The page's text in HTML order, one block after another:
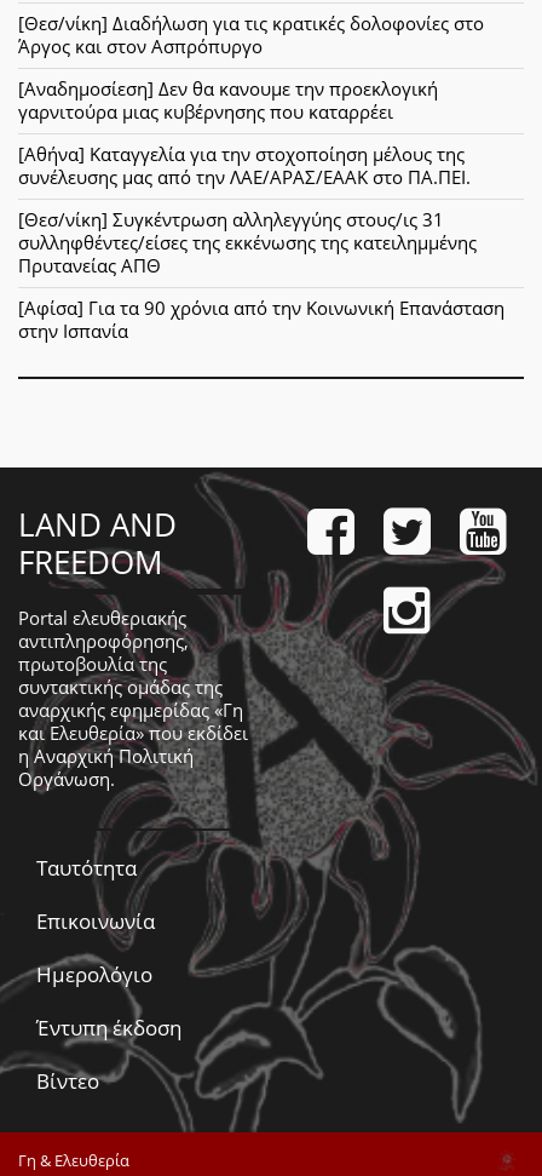
[Θεσ/νίκη] Διαδήλωση για τις κρατικές δολοφονίες στο
Άργος και στον Ασπρόπυργο
[Αναδημοσίεση] Δεν θα κανουμε την προεκλογική
γαρνιτούρα μιας κυβέρνησης που καταρρέει
[Αθήνα] Καταγγελία για την στοχοποίηση μέλους της
συνέλευσης μας από την ΛΑΕ/ΑΡΑΣ/ΕΑΑΚ στο ΠΑ.ΠΕΙ.
[Θεσ/νίκη] Συγκέντρωση αλληλεγγύης στους/ις 31
συλληφθέντες/είσες της εκκένωσης της κατειλημμένης
Πρυτανείας ΑΠΘ
[Αφίσα] Για τα 90 χρόνια από την Κοινωνική Επανάσταση
στην Ισπανία
LAND AND
FREEDOM
Portal ελευθεριακής
αντιπληροφόρησης,
πρωτοβουλία της
συντακτικής ομάδας της
αναρχικής εφημερίδας «Γη
και Ελευθερία» που εκδίδει
ηΑναρχική Πολιτική
Οργάνωση.
Ταυτότητα
Επικοινωνία
Ημερολόγιο
Έντυπη έκδοση
Βίντεο
Γη & Ελευθερία